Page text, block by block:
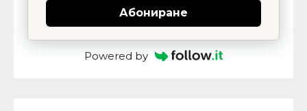
Абониране
Powered by